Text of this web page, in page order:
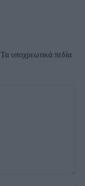
Τα υποχρεωτικά πεδία